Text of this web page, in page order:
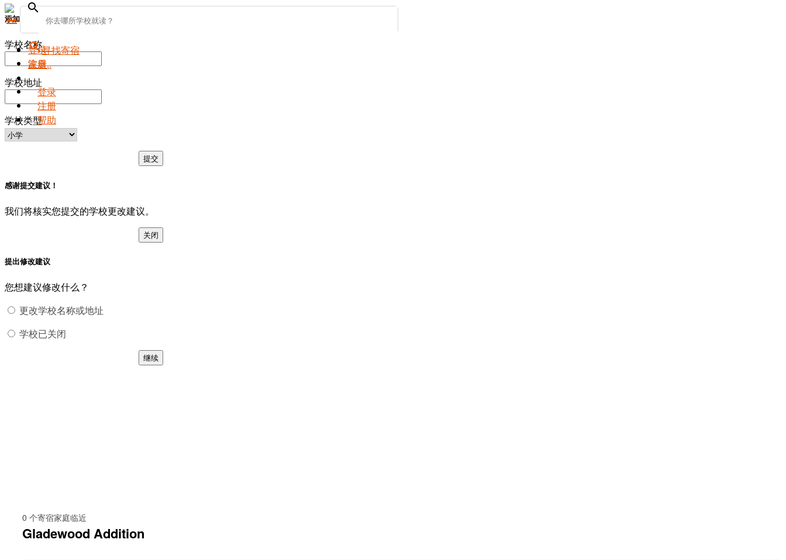
menu
search寻找寄宿
家庭..
登录
注册
帮助
添加新学校
学校名称
学校地址
学校类型
提交
感谢提交建议！
我们将核实您提交的学校更改建议。
关闭
提出修改建议
您想建议修改什么？
更改学校名称或地址
学校已关闭
继续
search
登录
注册
0 个寄宿家庭临近
Gladewood Addition